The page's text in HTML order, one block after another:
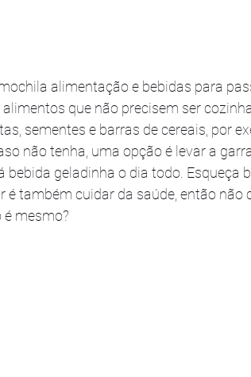
alimentação e bebidas para
que não precisem ser
sementes e barras de cereais, por
não tenha, uma opção é levar a
geladinha o dia todo. Esqueça
é também cuidar da saúde, então não
é mesmo?